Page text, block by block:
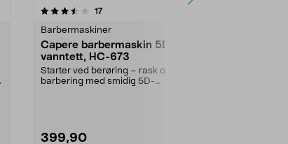
17anmeldelser
Barbermaskiner
Capere barbermaskin 5D
vanntett, HC-673
Starter ved berøring – rask og tett
barbering med smidig 5D-
399,90